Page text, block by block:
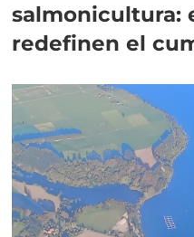
salmonicultura:
redefinen el